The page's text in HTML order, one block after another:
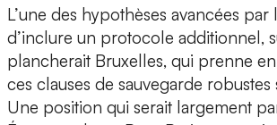
L’une des hypothèses avancées par
d’inclure un protocole additionnel,
plancherait Bruxelles, qui prenne
ces clauses de sauvegarde robustes
Une position qui serait largement